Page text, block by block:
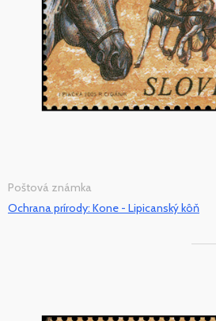
Poštová známka
Ochrana prírody: Kone - Lipicanský kôň